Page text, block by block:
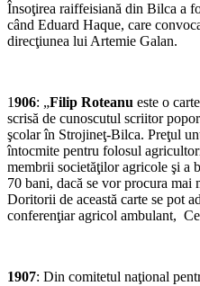
Însoţirea raiffeisiană din Bilca a
când Eduard Haque, care
direcţiunea lui Artemie Galan.
1906: „Filip Roteanu este o
scrisă de cunoscutul scriitor
şcolar în Strojineţ-Bilca. Preţul
întocmite pentru folosul
membrii societăţilor agricole şi a
70 bani, dacă se vor procura mai
Doritorii de această carte se pot
conferenţiar agricol ambulant,
1907: Din comitetul naţional